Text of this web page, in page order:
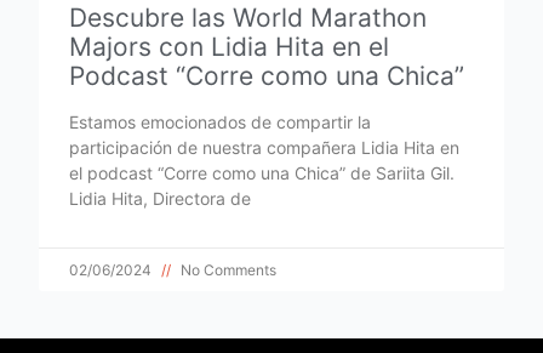
Descubre las World Marathon
Majors con Lidia Hita en el
Podcast “Corre como una Chica”
Estamos emocionados de compartir la
participación de nuestra compañera Lidia Hita en
el podcast “Corre como una Chica” de Sariita Gil.
Lidia Hita, Directora de
02/06/2024 No Comments